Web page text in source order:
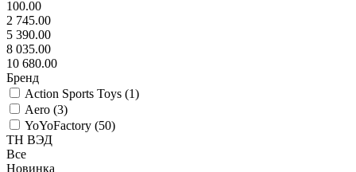
100.00
2 745.00
5 390.00
8 035.00
10 680.00
Бренд
Action Sports Toys (1)
Aero (3)
YoYoFactory (50)
ТН ВЭД
Все
Новинка